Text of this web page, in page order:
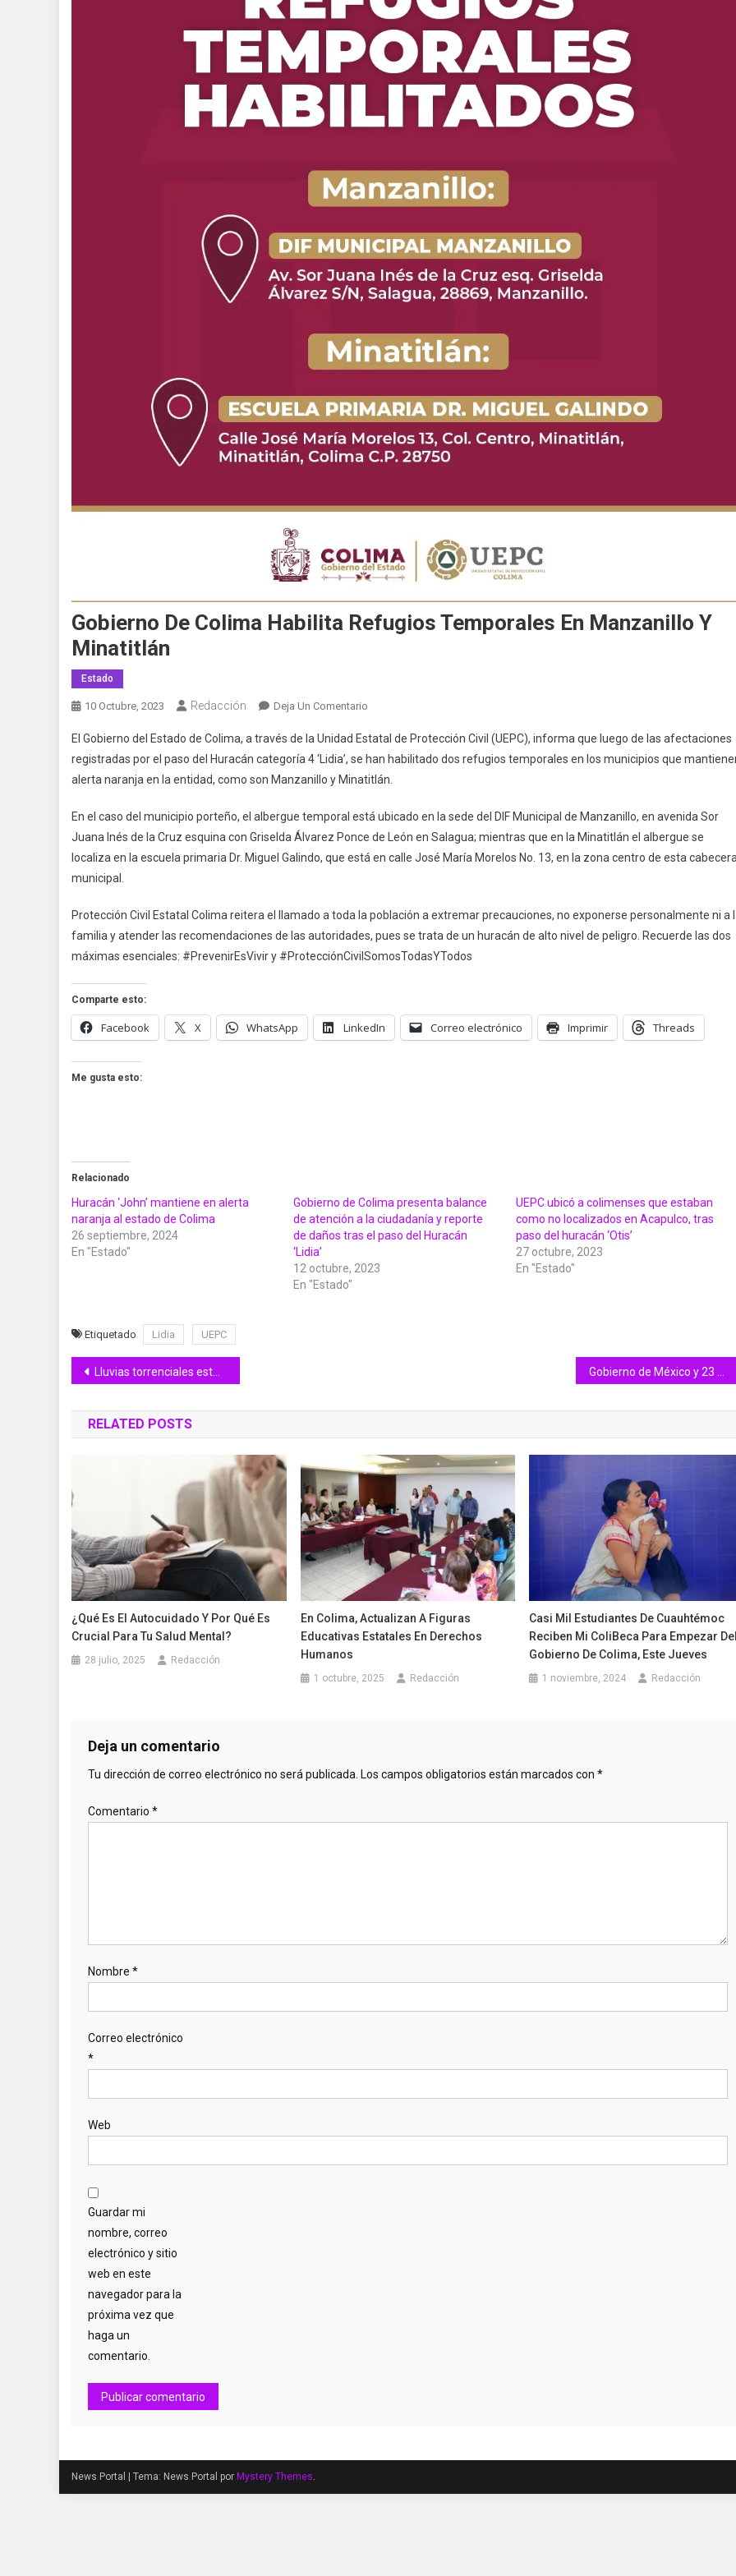
Gobierno De Colima Habilita Refugios Temporales En Manzanillo Y
Minatitlán
Estado
10 Octubre, 2023 Redacción Deja Un Comentario
De
Colima
Habilita
Temporales
En
Manzanillo
El Gobierno del Estado de Colima, a través de la Unidad Estatal de Protección Civil (UEPC), informa que luego de las afectaciones
registradas por el paso del Huracán categoría 4 ‘Lidia’, se han habilitado dos refugios temporales en los municipios que
alerta naranja en la entidad, como son Manzanillo y Minatitlán.
En el caso del municipio porteño, el albergue temporal está ubicado en la sede del DIF Municipal de Manzanillo, en avenida Sor
Juana Inés de la Cruz esquina con Griselda Álvarez Ponce de León en Salagua; mientras que en la Minatitlán el albergue se
localiza en la escuela primaria Dr. Miguel Galindo, que está en calle José María Morelos No. 13, en la zona centro de esta
municipal.
Protección Civil Estatal Colima reitera el llamado a toda la población a extremar precauciones, no exponerse personalmente ni a
familia y atender las recomendaciones de las autoridades, pues se trata de un huracán de alto nivel de peligro. Recuerde las dos
máximas esenciales: #PrevenirEsVivir y #ProtecciónCivilSomosTodasYTodos
Comparte esto:
Facebook X WhatsApp LinkedIn Correo electrónico Imprimir Threads
Me gusta esto:
Relacionado
Huracán ‘John’ mantiene en alerta
naranja al estado de Colima
26 septiembre, 2024
En "Estado"
Gobierno de Colima presenta balance
de atención a la ciudadanía y reporte
de daños tras el paso del Huracán
‘Lidia’
12 octubre, 2023
En "Estado"
UEPC ubicó a colimenses que estaban
como no localizados en Acapulco, tras
paso del huracán ‘Otis’
27 octubre, 2023
En "Estado"
Etiquetado Lidia UEPC
Navegación
de
entradas
Lluvias torrenciales esta noche en Colima, monitorea PC barrancas por posible lahar Gobierno de México y 23 estados firman Acuerdo Nacional para la Federalización del Sistema de Salud para el Bienestar
RELATED POSTS
¿Qué Es El Autocuidado Y Por Qué Es
Crucial Para Tu Salud Mental?
28 julio, 2025 Redacción
En Colima, Actualizan A Figuras
Educativas Estatales En Derechos
Humanos
1 octubre, 2025 Redacción
Casi Mil Estudiantes De Cuauhtémoc
Reciben Mi ColiBeca Para Empezar
Gobierno De Colima, Este Jueves
1 noviembre, 2024 Redacción
Deja un comentario
Tu dirección de correo electrónico no será publicada. Los campos obligatorios están marcados con *
Comentario *
Nombre *
Correo electrónico
*
Web
Guardar mi
nombre, correo
electrónico y sitio
web en este
navegador para la
próxima vez que
haga un
comentario.
News Portal Tema: News Portal por Mystery Themes.